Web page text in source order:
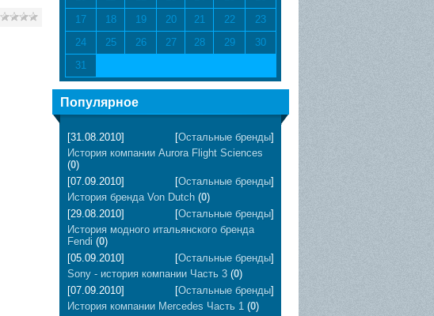
17
18 19 20 21 22
23
24
25 26 27 28 29
30
31
Популярное
[31.08.2010] [Остальные бренды]
История компании Aurora Flight Sciences
(0)
[07.09.2010]
[Остальные бренды]
История бренда Von Dutch (0)
[29.08.2010]
[Остальные бренды]
История модного итальянского бренда
Fendi (0)
[05.09.2010]
[Остальные бренды]
Sony - история компании Часть 3 (0)
[07.09.2010]
[Остальные бренды]
История компании Mercedes Часть 1 (0)